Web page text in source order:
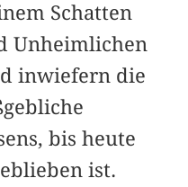
Schatten
Unheimlichen
inwiefern die
bis heute
ist.